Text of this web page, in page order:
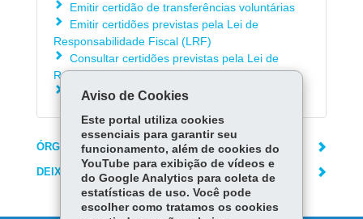
Emitir certidão de transferências voluntárias
Emitir certidões previstas pela Lei de
Responsabilidade Fiscal (LRF)
Consultar certidões previstas pela Lei de
Responsabilidade Fiscal (LRF)
Confirmar certidões emitidas pela Sefa
ÓRGÃO RESPONSÁVEL
DEIXE SUA OPINIÃO
Aviso de Cookies
Este portal utiliza cookies
essenciais para garantir seu
funcionamento, além de cookies do
YouTube para exibição de vídeos e
do Google Analytics para coleta de
estatísticas de uso. Você pode
escolher como tratamos os cookies